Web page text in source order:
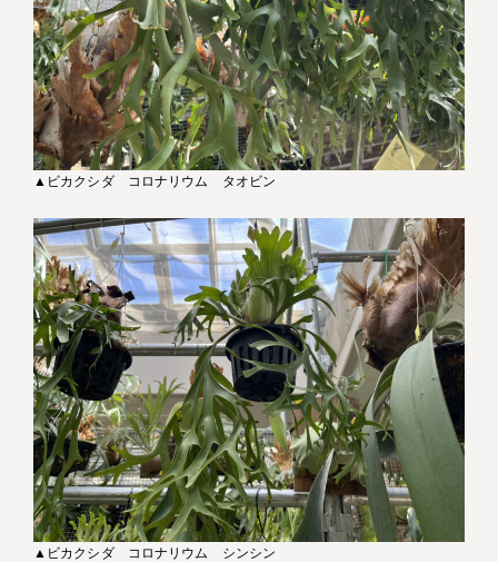
▲ビカクシダ コロナリウム タオビン
▲ビカクシダ コロナリウム シンシン